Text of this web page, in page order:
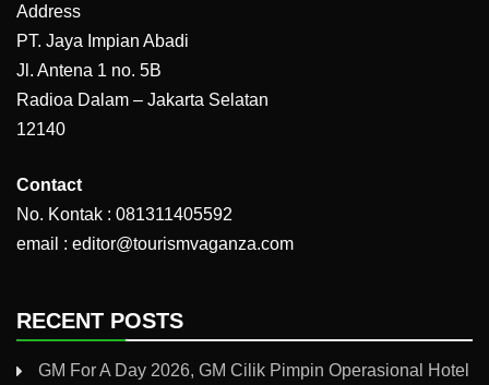
Address
PT. Jaya Impian Abadi
Jl. Antena 1 no. 5B
Radioa Dalam – Jakarta Selatan
12140
Contact
No. Kontak : 081311405592
email : editor@tourismvaganza.com
RECENT POSTS
GM For A Day 2026, GM Cilik Pimpin Operasional Hotel